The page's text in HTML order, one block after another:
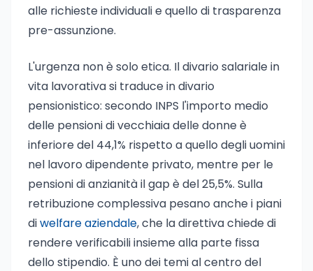
alle richieste individuali e quello di trasparenza
pre-assunzione.
L'urgenza non è solo etica. Il divario salariale in
vita lavorativa si traduce in divario
pensionistico: secondo INPS l'importo medio
delle pensioni di vecchiaia delle donne è
inferiore del 44,1% rispetto a quello degli uomini
nel lavoro dipendente privato, mentre per le
pensioni di anzianità il gap è del 25,5%. Sulla
retribuzione complessiva pesano anche i piani
diwelfare aziendale, che la direttiva chiede di
rendere verificabili insieme alla parte fissa
dello stipendio. È uno dei temi al centro del